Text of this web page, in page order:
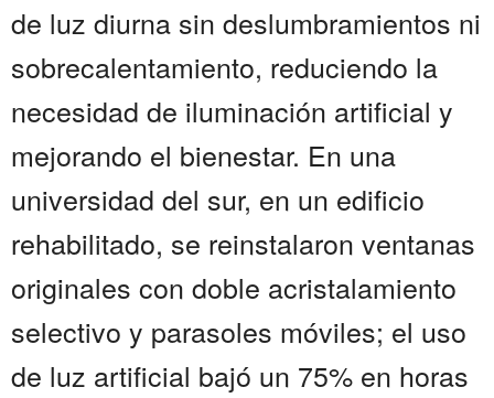
de luz diurna sin deslumbramientos ni
sobrecalentamiento, reduciendo la
necesidad de iluminación artificial y
mejorando el bienestar. En una
universidad del sur, en un edificio
rehabilitado, se reinstalaron ventanas
originales con doble acristalamiento
selectivo y parasoles móviles; el uso
de luz artificial bajó un 75% en horas